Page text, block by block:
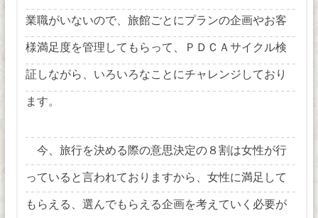
業職がいないので、旅館ごとにプランの企画やお客
様満足度を管理してもらって、ＰＤＣＡサイクル検
証しながら、いろいろなことにチャレンジしており
ます。
今、旅行を決める際の意思決定の８割は女性が行
っていると言われておりますから、女性に満足して
もらえる、選んでもらえる企画を考えていく必要が